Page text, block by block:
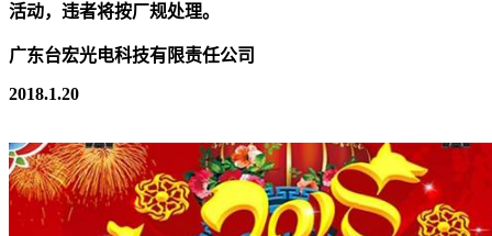
活动，违者将按厂规处理。
广东台宏光电科技有限责任公司
2018.1.20